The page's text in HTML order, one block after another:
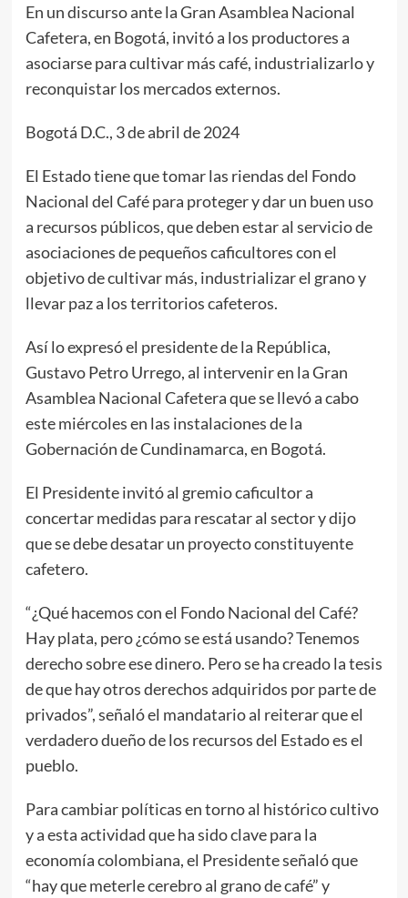
En un discurso ante la Gran Asamblea Nacional
Cafetera, en Bogotá, invitó a los productores a
asociarse para cultivar más café, industrializarlo y
reconquistar los mercados externos.
Bogotá D.C., 3 de abril de 2024
El Estado tiene que tomar las riendas del Fondo
Nacional del Café para proteger y dar un buen uso
a recursos públicos, que deben estar al servicio de
asociaciones de pequeños caficultores con el
objetivo de cultivar más, industrializar el grano y
llevar paz a los territorios cafeteros.
Así lo expresó el presidente de la República,
Gustavo Petro Urrego, al intervenir en la Gran
Asamblea Nacional Cafetera que se llevó a cabo
este miércoles en las instalaciones de la
Gobernación de Cundinamarca, en Bogotá.
El Presidente invitó al gremio caficultor a
concertar medidas para rescatar al sector y dijo
que se debe desatar un proyecto constituyente
cafetero.
“¿Qué hacemos con el Fondo Nacional del Café?
Hay plata, pero ¿cómo se está usando? Tenemos
derecho sobre ese dinero. Pero se ha creado la tesis
de que hay otros derechos adquiridos por parte de
privados”, señaló el mandatario al reiterar que el
verdadero dueño de los recursos del Estado es el
pueblo.
Para cambiar políticas en torno al histórico cultivo
y a esta actividad que ha sido clave para la
economía colombiana, el Presidente señaló que
“hay que meterle cerebro al grano de café” y